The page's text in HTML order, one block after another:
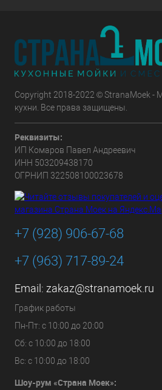
Copyright 2018-2022 © StranaMoek -
кухни. Все права защищены.
Реквизиты:
ИП Комаров Павел Андреевич
ИНН 503209438170
ОГРНИП 322508100023678
+7 (928) 906-67-68
+7 (963) 717-89-24
Email: zakaz@stranamoek.ru
График работы
Пн-Пт: с 10:00 до 20:00
Сб: с 10:00 до 18:00
Вс: с 10:00 до 18:00
Шоу-рум «Страна Моек»: